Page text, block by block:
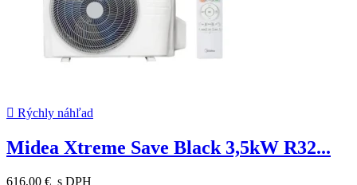
 Rýchly náhľad
Midea Xtreme Save Black 3,5kW R32...
616,00 € s DPH